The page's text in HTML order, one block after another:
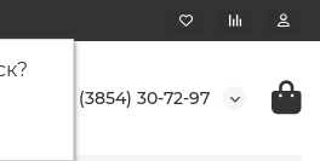
?
+7 (3854) 30-72-97